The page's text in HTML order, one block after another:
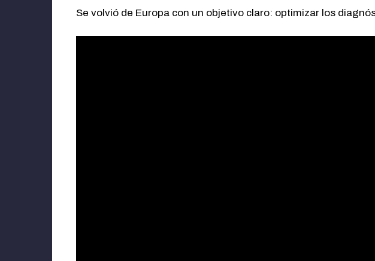
Se volvió de Europa con un objetivo claro: optimizar los